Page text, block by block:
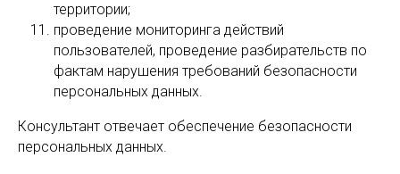
территории;
проведение мониторинга действий
пользователей, проведение разбирательств по
фактам нарушения требований безопасности
персональных данных.
Консультант отвечает обеспечение безопасности
персональных данных.